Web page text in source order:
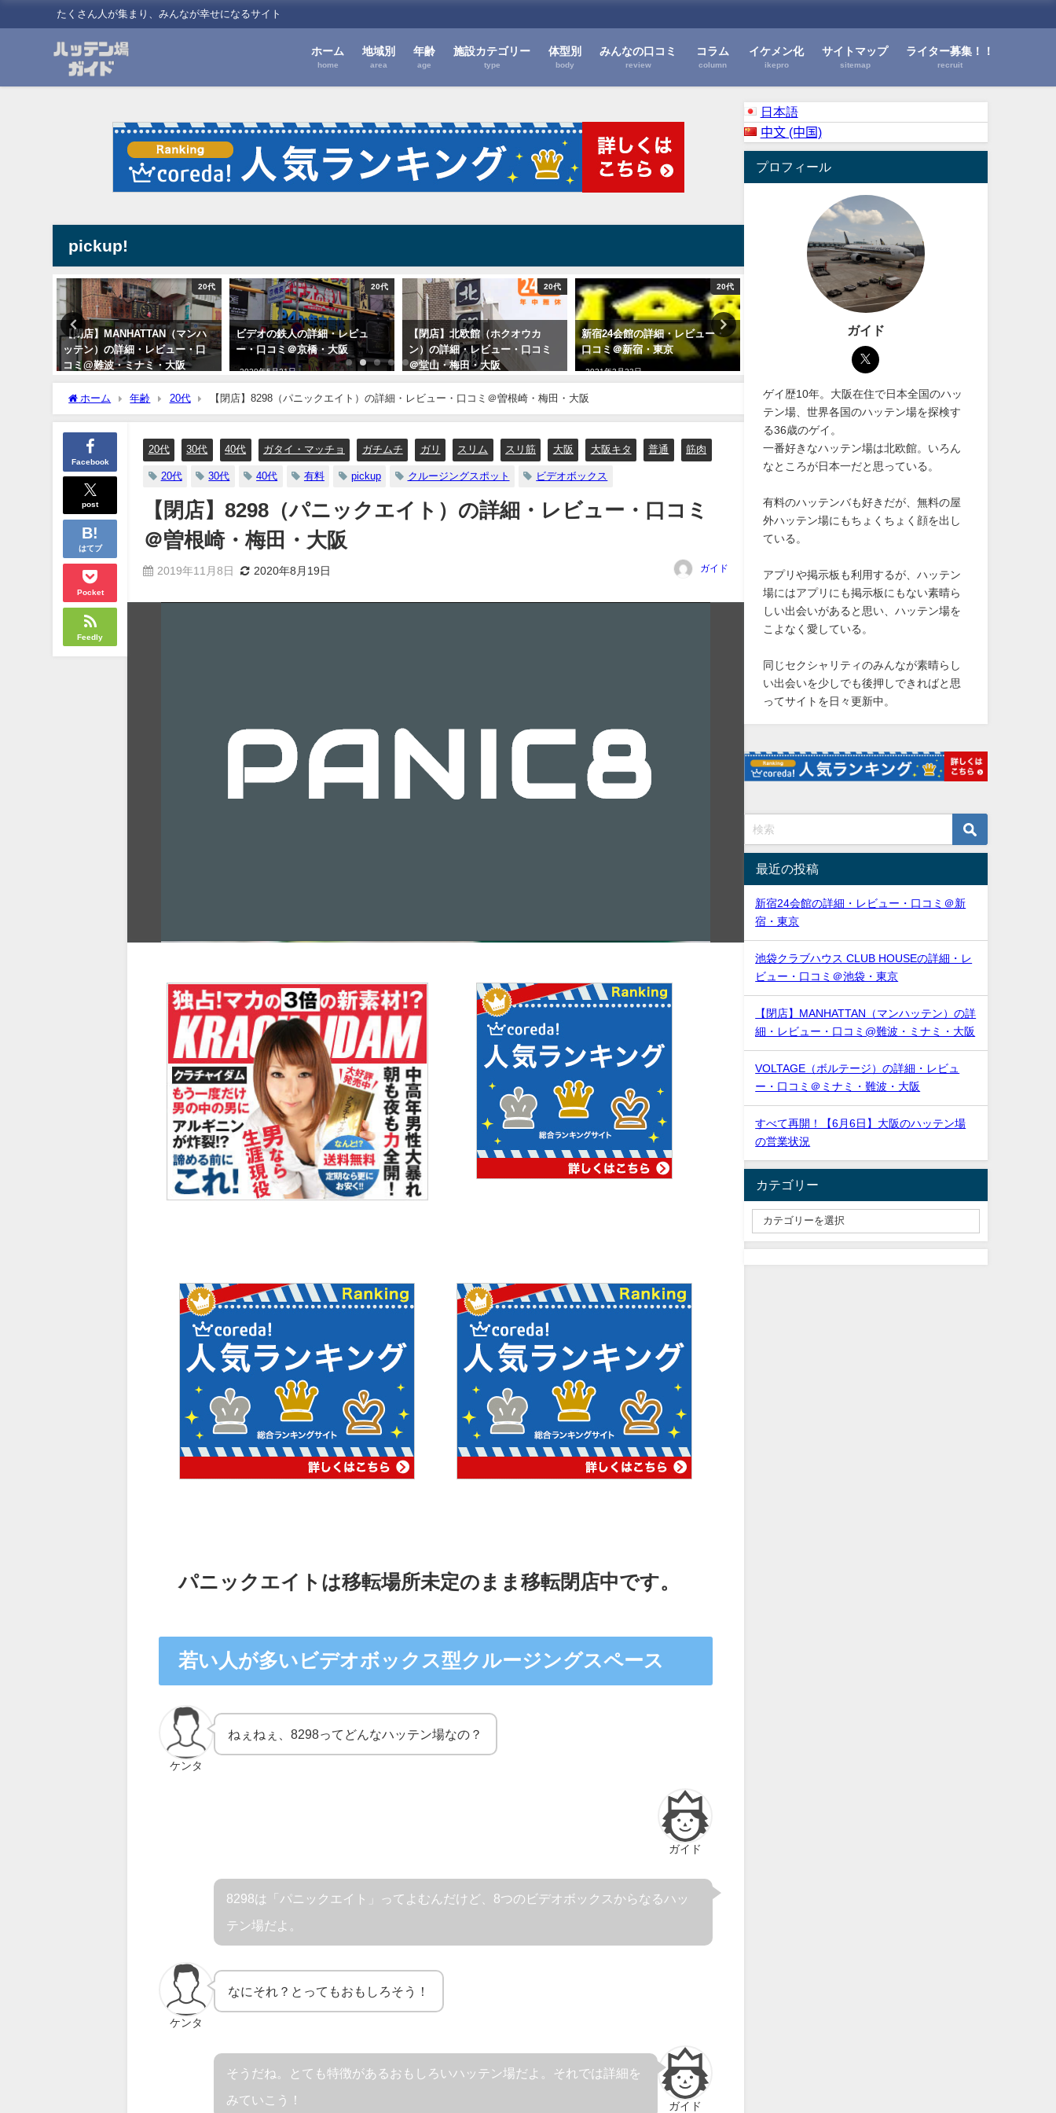
たくさん人が集まり、みんなが幸せになるサイト
ホーム
home
地域別
area
年齢
age
施設カテゴリー
type
体型別
body
みんなの口コミ
review
コラム
column
イケメン化
ikepro
サイトマップ
sitemap
ライター募集！！
recruit
pickup!
20代
【閉店】MANHATTAN（マンハ
ッテン）の詳細・レビュー・口
コミ@難波・ミナミ・大阪
20代
ビデオの鉄人の詳細・レビュ
ー・口コミ＠京橋・大阪
2020年5月21日
20代
【閉店】北欧館（ホクオウカ
ン）の詳細・レビュー・口コミ
＠堂山・梅田・大阪
20代
新宿24会館の詳細・レビュー・
口コミ＠新宿・東京
2021年3月23日
20代
池袋クラブハウス CLUB HOUSE
の詳細・レビュー・口コミ＠池
ホーム 年齢 20代 【閉店】8298（パニックエイト）の詳細・レビュー・口コミ＠曽根崎・梅田・大阪
Facebook
post
はてブ
Pocket
Feedly
20代 30代 40代 ガタイ・マッチョ ガチムチ ガリ スリム スリ筋 大阪 大阪キタ 普通 筋肉
20代 30代 40代 有料 pickup クルージングスポット ビデオボックス
【閉店】8298（パニックエイト）の詳細・レビュー・口コミ
＠曽根崎・梅田・大阪
2019年11月8日 2020年8月19日 ガイド
パニックエイトは移転場所未定のまま移転閉店中です。
若い人が多いビデオボックス型クルージングスペース
ケンタ
ねぇねぇ、8298ってどんなハッテン場なの？
ガイド
8298は「パニックエイト」ってよむんだけど、8つのビデオボックスからなるハッ
テン場だよ。
ケンタ
なにそれ？とってもおもしろそう！
ガイド
そうだね。とても特徴があるおもしろいハッテン場だよ。それでは詳細を
みていこう！
日本語
中文 (中国)
プロフィール
ガイド
ゲイ歴10年。大阪在住で日本全国のハッ
テン場、世界各国のハッテン場を探検す
る36歳のゲイ。
一番好きなハッテン場は北欧館。いろん
なところが日本一だと思っている。
有料のハッテンバも好きだが、無料の屋
外ハッテン場にもちょくちょく顔を出し
ている。
アプリや掲示板も利用するが、ハッテン
場にはアプリにも掲示板にもない素晴ら
しい出会いがあると思い、ハッテン場を
こよなく愛している。
同じセクシャリティのみんなが素晴らし
い出会いを少しでも後押しできればと思
ってサイトを日々更新中。
最近の投稿
新宿24会館の詳細・レビュー・口コミ＠新
宿・東京
池袋クラブハウス CLUB HOUSEの詳細・レ
ビュー・口コミ＠池袋・東京
【閉店】MANHATTAN（マンハッテン）の詳
細・レビュー・口コミ@難波・ミナミ・大阪
VOLTAGE（ボルテージ）の詳細・レビュ
ー・口コミ＠ミナミ・難波・大阪
すべて再開！【6月6日】大阪のハッテン場
の営業状況
カテゴリー